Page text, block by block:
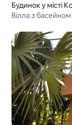
Будинок у місті
Вілла з